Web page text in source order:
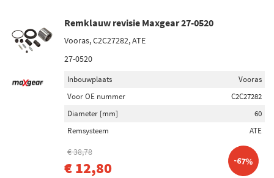
Remklauw revisie Maxgear 27-0520
Vooras, C2C27282, ATE
27-0520
Inbouwplaats
Vooras
Voor OE nummer
C2C27282
Diameter [mm]
60
Remsysteem
ATE
€ 38,78
€ 12,80 -67%